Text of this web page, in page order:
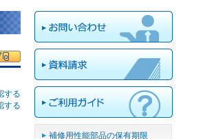
する
する
補修用性能部品の保有期限